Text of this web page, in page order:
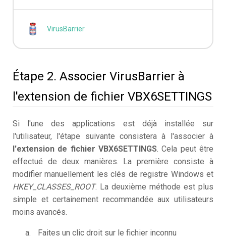
VirusBarrier
Étape 2. Associer VirusBarrier à
l'extension de fichier VBX6SETTINGS
Si l'une des applications est déjà installée sur
l'utilisateur, l'étape suivante consistera à l'associer à
l'extension de fichier VBX6SETTINGS. Cela peut être
effectué de deux manières. La première consiste à
modifier manuellement les clés de registre Windows et
HKEY_CLASSES_ROOT. La deuxième méthode est plus
simple et certainement recommandée aux utilisateurs
moins avancés.
Faites un clic droit sur le fichier inconnu